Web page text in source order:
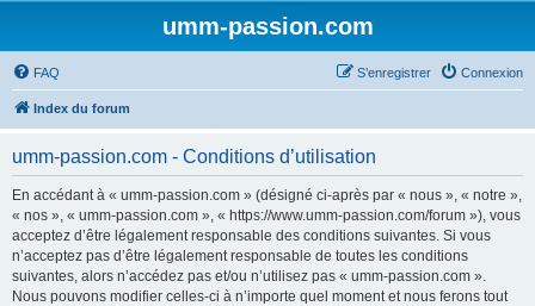
umm-passion.com
FAQ Connexion
S’enregistrer
Index du forum
umm-passion.com - Conditions d’utilisation
En accédant à « umm-passion.com » (désigné ci-après par « nous », « notre »,
« nos », « umm-passion.com », « https://www.umm-passion.com/forum »), vous
acceptez d’être légalement responsable des conditions suivantes. Si vous
n’acceptez pas d’être légalement responsable de toutes les conditions
suivantes, alors n’accédez pas et/ou n’utilisez pas « umm-passion.com ».
Nous pouvons modifier celles-ci à n’importe quel moment et nous ferons tout